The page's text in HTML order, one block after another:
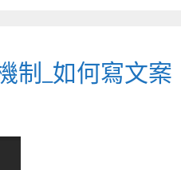
制_如何寫文案